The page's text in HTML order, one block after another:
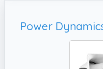
transmisión de 500
que su voz llegue a
✔️ Duración